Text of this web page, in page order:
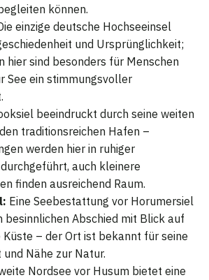
können.
einzige deutsche Hochseeinsel
und Ursprünglichkeit;
hier sind besonders für Menschen
See ein stimmungsvoller
beeindruckt durch seine weiten
traditionsreichen Hafen –
werden hier in ruhiger
auch kleinere
finden ausreichend Raum.
Eine Seebestattung vor Horumersiel
besinnlichen Abschied mit Blick auf
Küste – der Ort ist bekannt für seine
Nähe zur Natur.
Nordsee vor Husum bietet eine